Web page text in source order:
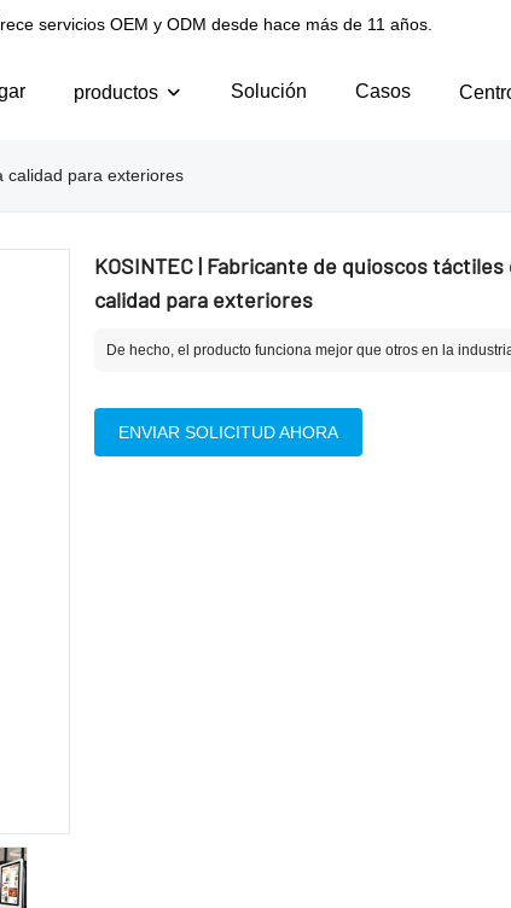
servicios OEM y ODM desde hace más de 11 años.
productos Solución Casos
calidad para exteriores
KOSINTEC | Fabricante de quioscos táctiles
calidad para exteriores
De hecho, el producto funciona mejor que otros en la
ENVIAR SOLICITUD AHORA